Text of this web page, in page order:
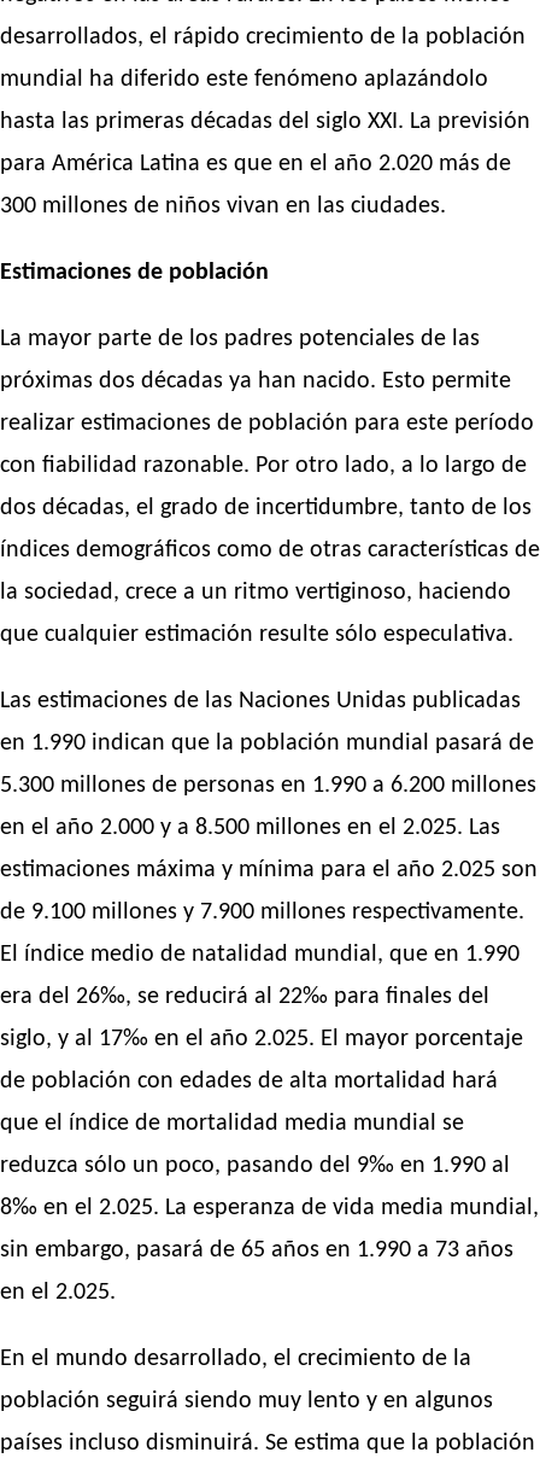
desarrollados, el rápido crecimiento de la población
mundial ha diferido este fenómeno aplazándolo
hasta las primeras décadas del siglo XXI. La previsión
para América Latina es que en el año 2.020 más de
300 millones de niños vivan en las ciudades.
Estimaciones de población
La mayor parte de los padres potenciales de las
próximas dos décadas ya han nacido. Esto permite
realizar estimaciones de población para este período
con fiabilidad razonable. Por otro lado, a lo largo de
dos décadas, el grado de incertidumbre, tanto de los
índices demográficos como de otras características de
la sociedad, crece a un ritmo vertiginoso, haciendo
que cualquier estimación resulte sólo especulativa.
Las estimaciones de las Naciones Unidas publicadas
en 1.990 indican que la población mundial pasará de
5.300 millones de personas en 1.990 a 6.200 millones
en el año 2.000 y a 8.500 millones en el 2.025. Las
estimaciones máxima y mínima para el año 2.025 son
de 9.100 millones y 7.900 millones respectivamente.
El índice medio de natalidad mundial, que en 1.990
era del 26‰, se reducirá al 22‰ para finales del
siglo, y al 17‰ en el año 2.025. El mayor porcentaje
de población con edades de alta mortalidad hará
que el índice de mortalidad media mundial se
reduzca sólo un poco, pasando del 9‰ en 1.990 al
8‰ en el 2.025. La esperanza de vida media mundial,
sin embargo, pasará de 65 años en 1.990 a 73 años
en el 2.025.
En el mundo desarrollado, el crecimiento de la
población seguirá siendo muy lento y en algunos
países incluso disminuirá. Se estima que la población